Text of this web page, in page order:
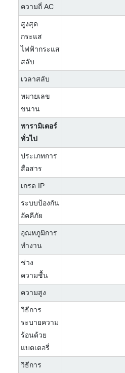
ความถี่ AC
สูงสุด
กระแส
ไฟฟ้ากระแส
สลับ
เวลาสลับ
หมายเลข
ขนาน
พารามิเตอร์
ทั่วไป
ประเภทการ
สื่อสาร
เกรด IP
ระบบป้องกัน
อัคคีภัย
อุณหภูมิการ
ทำงาน
ช่วง
ความชื้น
ความสูง
วิธีการ
ระบายความ
ร้อนด้วย
แบตเตอรี่
วิธีการ